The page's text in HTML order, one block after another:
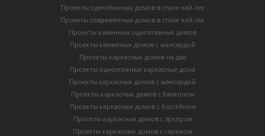
Проекты одноэтажных домов в стиле хай-тек
Проекты современных домов в стиле хай-тек
Проекты каменных одноэтажных домов
Проекты камменых домов с мансардой
Проекты каркасных домов на две
Проекты одноэтажных каркасные дома
Проекты каркасных домов с мансардой
Проекты каркасных домов с балконом
Проекты каркасных домов с бассейном
Проекты каркасных домов с эркером
Проекты каркасных домов с гаражом